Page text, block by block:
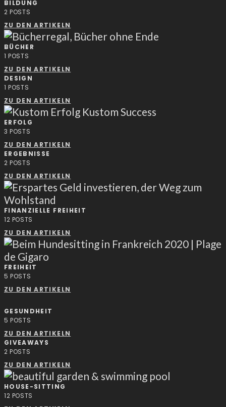
BILDUNG
2 POSTS
ZU DEN ARTIKELN
BÜCHER
1 POSTS
ZU DEN ARTIKELN
DESIGN
1 POSTS
ZU DEN ARTIKELN
ERFOLG
3 POSTS
ZU DEN ARTIKELN
ERGEBNISSE
2 POSTS
ZU DEN ARTIKELN
FINANZIELLE FREIHEIT
12 POSTS
ZU DEN ARTIKELN
FREIHEIT
5 POSTS
ZU DEN ARTIKELN
GESUNDHEIT
5 POSTS
ZU DEN ARTIKELN
GIVEAWAYS
2 POSTS
ZU DEN ARTIKELN
HOUSE-SITTING
12 POSTS